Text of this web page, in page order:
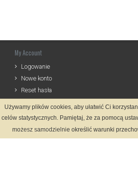
My Account
Logowanie
Nowe konto
Reset hasła
Informations
Zasady Rejestracji
Używamy plików cookies, aby ułatwić Ci
celów statystycznych. Pamiętaj, że za pomocą
możesz samodzielnie określić warunki